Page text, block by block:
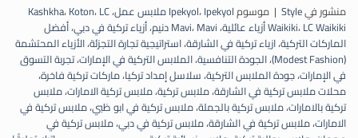
منشور فيStyle
| موسوم Ipekyol،Ipekyol ملابس عمل ، Kashkha،Koton،LC
Waikiki،LC Waikiki أزياء عائلية ، Mavi،Mavi دنيم ،أزياء تركية في دبي،أفضل
الماركات التركية،ازياء تركية في الشارقة،استراتيجية تجارة التجزئة،الأزياء المحتشمة
(Modest Fashion)
،الجودة التنافسية،الملابس التركية في الإمارات،تجربة التسوق
في الإمارات،جودة الملابس التركية،سلاسل إمداد تركيا،ماركات تركية فاخرة،
محلات ملابس تركية في الشارقة،ملابس تركية،ملابس تركية الامارات،ملابس
تركية بالامارات،ملابس تركية بالجملة،ملابس تركية في ابو ظبي،ملابس تركية في
الامارات،ملابس تركية في الشارقة،ملابس تركية في دبي،ملابس تركية في